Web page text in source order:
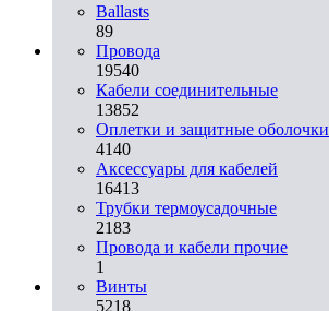
Ballasts
89
Провода
19540
Кабели соединительные
13852
Оплетки и защитные оболочки
4140
Аксессуары для кабелей
16413
Трубки термоусадочные
2183
Провода и кабели прочие
1
Винты
5218